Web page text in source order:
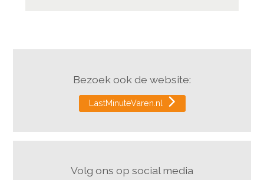
Bezoek ook de website:
LastMinuteVaren.nl
Volg ons op social media